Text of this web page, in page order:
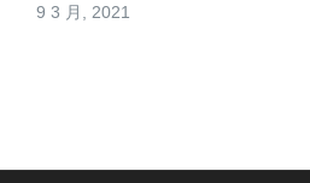
9 3 月, 2021